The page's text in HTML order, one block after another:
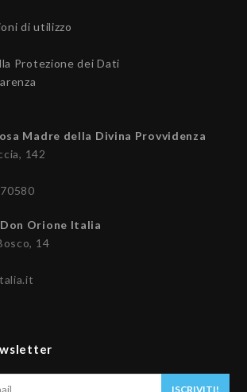
di utilizzo
Protezione dei Dati
Madre della Divina Provvidenza
142
Orione Italia
14
ISCRIVITI!